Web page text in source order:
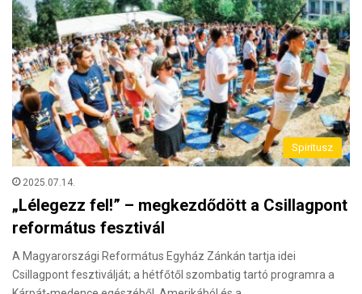
Spiritusz
2025.07.14.
„Lélegezz fel!” – megkezdődött a Csillagpont
református fesztivál
A Magyarországi Református Egyház Zánkán tartja idei
Csillagpont fesztiválját; a hétfőtől szombatig tartó programra a